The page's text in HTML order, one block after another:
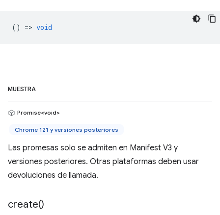
() => void
MUESTRA
Promise<void>
Chrome 121 y versiones posteriores
Las promesas solo se admiten en Manifest V3 y
versiones posteriores. Otras plataformas deben usar
devoluciones de llamada.
create()